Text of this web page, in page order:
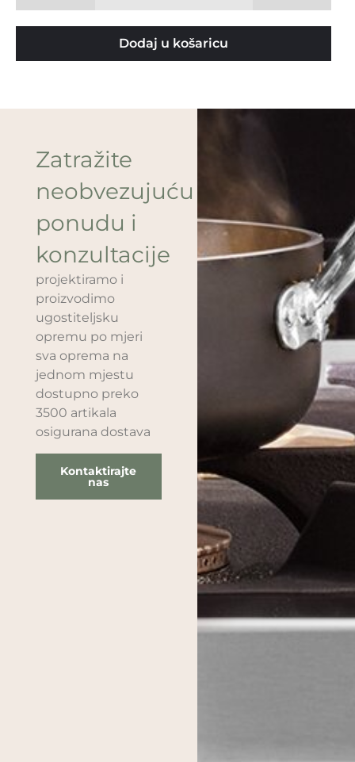
Dodaj u košaricu
Zatražite
neobvezujuću
ponudu i
konzultacije
projektiramo i
proizvodimo
ugostiteljsku
opremu po mjeri
sva oprema na
jednom mjestu
dostupno preko
3500 artikala
osigurana dostava
Kontaktirajte
nas